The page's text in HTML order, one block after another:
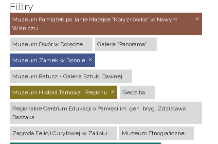
Filtry
Muzeum Pamiątek po Janie Matejce "Koryznówka" w Nowym
Wiśniczu
Muzeum Dwór w Dołędze Galeria "Panorama"
Muzeum Zamek w Dębnie
Muzeum Ratusz - Galeria Sztuki Dawnej
Muzeum Historii Tarnowa i Regionu Siedziba
Regionalne Centrum Edukacji o Pamięci im. gen. bryg. Zdzisława
Baszaka
Zagroda Felicji Curyłowej w Zalipiu Muzeum Etnograficzne